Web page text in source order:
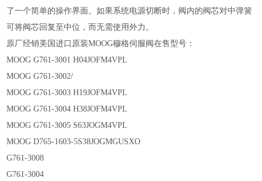
了一个简单的操作界面。如果系统电源切断时，阀内的阀芯对中弹簧
可将阀芯回复至中位，而无需使用外力。
原厂经销美国进口原装MOOG穆格伺服阀在售型号：
MOOG G761-3001 H04JOFM4VPL
MOOG G761-3002/
MOOG G761-3003 H19JOFM4VPL
MOOG G761-3004 H38JOFM4VPL
MOOG G761-3005 S63JOGM4VPL
MOOG D765-1603-5S38JOGMGUSXO
G761-3008
G761-3004